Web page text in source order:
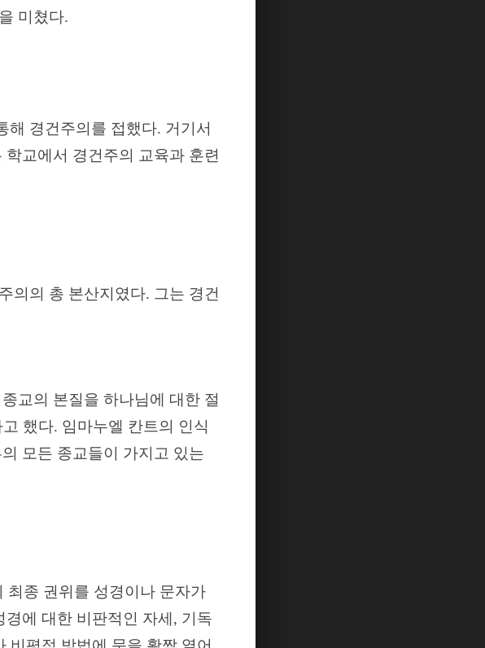
미쳤다.
해 경건주의를 접했다. 거기서
교에서 경건주의 교육과 훈련
의의 총 본산지였다. 그는 경건
종교의 본질을 하나님에 대한 절
했다. 임마누엘 칸트의 인식
모든 종교들이 가지고 있는
최종 권위를 성경이나 문자가
경에 대한 비판적인 자세 , 기독